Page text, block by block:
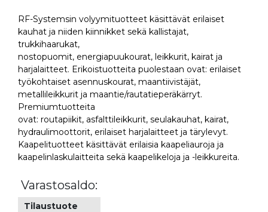
RF-Systemsin volyymituotteet käsittävät erilaiset
kauhat ja niiden kiinnikket sekä kallistajat,
trukkihaarukat,
nostopuomit, energiapuukourat, leikkurit, kairat ja
harjalaitteet. Erikoistuotteita puolestaan ovat: erilaiset
työkohtaiset asennuskourat, maantiivistäjät,
metallileikkurit ja maantie/rautatieperäkärryt.
Premiumtuotteita
ovat: routapiikit, asfalttileikkurit, seulakauhat, kairat,
hydraulimoottorit, erilaiset harjalaitteet ja tärylevyt.
Kaapelituotteet käsittävät erilaisia kaapeliauroja ja
kaapelinlaskulaitteita sekä kaapelikeloja ja -leikkureita.
Varastosaldo:
Tilaustuote